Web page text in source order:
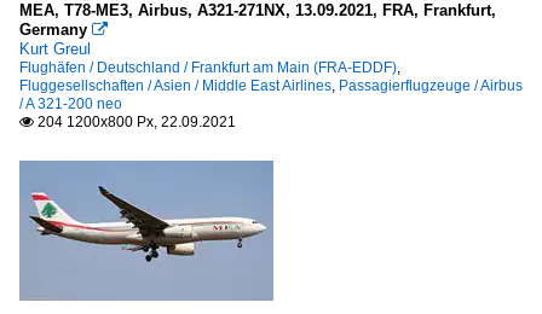
MEA, T78-ME3, Airbus, A321-271NX, 13.09.2021, FRA, Frankfurt,
Germany 
Kurt Greul
Flughäfen / Deutschland / Frankfurt am Main (FRA-EDDF),
Fluggesellschaften / Asien / Middle East Airlines, Passagierflugzeuge / Airbus
/ A 321-200 neo
 204 1200x800 Px, 22.09.2021